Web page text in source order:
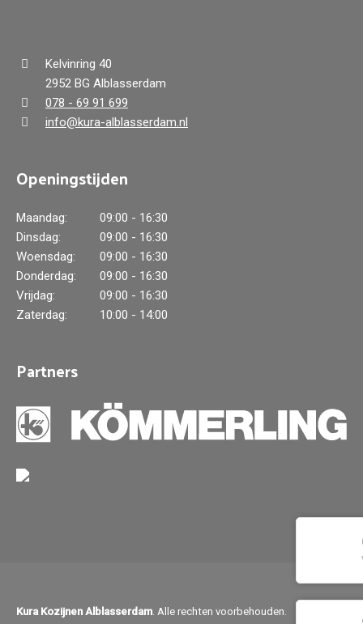
Kelvinring 40
2952 BG Alblasserdam
078 - 69 91 699
info@kura-alblasserdam.nl
Openingstijden
Maandag:
09:00 - 16:30
Dinsdag:
09:00 - 16:30
Woensdag:
09:00 - 16:30
Donderdag:
09:00 - 16:30
Vrijdag:
09:00 - 16:30
Zaterdag:
10:00 - 14:00
Partners
Kura Kozijnen Alblasserdam. Alle rechten voorbehouden.